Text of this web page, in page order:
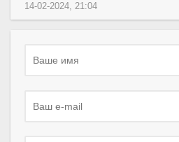
14-02-2024, 21:04